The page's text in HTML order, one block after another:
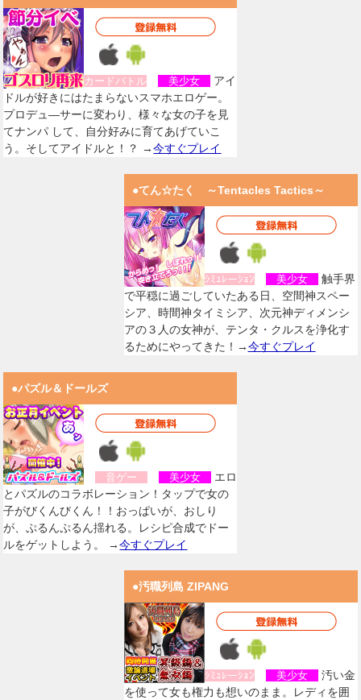
カードバトル 美少女
アイ
ドルが好きにはたまらないスマホエロゲー。
プロデュ―サーに変わり、様々な女の子を見
てナンパ して、自分好みに育てあげていこ
う。そしてアイドルと！？ →今すぐプレイ
●てん☆たく ～Tentacles Tactics～
ｼﾐｭﾚーｼｮﾝ 美少女
触手界
で平穏に過ごしていたある日、空間神スペー
シア、時間神タイミシア、次元神ディメンシ
アの３人の女神が、テンタ・クルスを浄化す
るためにやってきた！→今すぐプレイ
●パズル＆ドールズ
音ゲー 美少女
エロ
とパズルのコラボレーション！タップで女の
子がびくんびくん！！おっぱいが、おしり
が、ぷるんぷるん揺れる。レシピ合成でドー
ルをゲットしよう。 →今すぐプレイ
●汚職列島 ZIPANG
ｼﾐｭﾚーｼｮﾝ 美少女
汚い金
を使って女も権力も想いのまま。レディを囲